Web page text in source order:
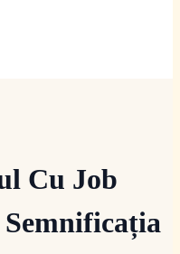
Cu Job
Semnificația